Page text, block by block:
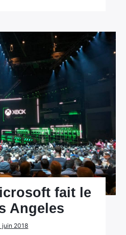
fait le
Angeles
juin 2018